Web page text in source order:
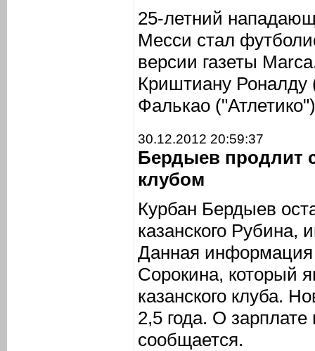
25-летний
Месси стал
версии газеты
Криштиану
Фалькао
30.12.2012 20:59:37
Бердыев продлит
клубом
Курбан Бердыев
казанского
Данная информация
Сорокина, который
казанского клуба.
2,5 года. О
сообщается.